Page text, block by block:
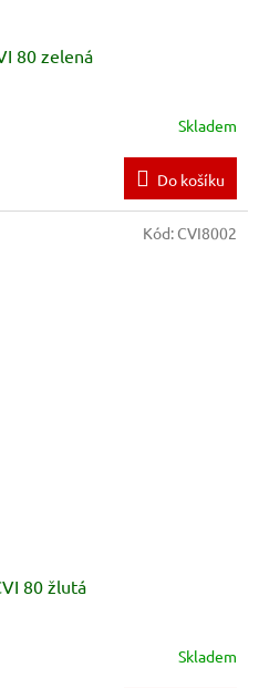
80 zelená
Skladem
Do košíku
80 žlutá
Skladem
Kód: CVI8002